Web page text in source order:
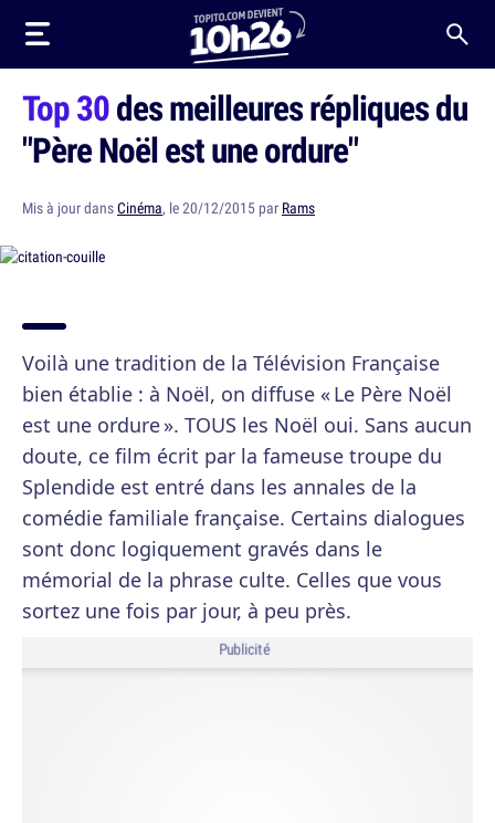
Top 30des meilleures répliques du
"Père Noël est une ordure"
Mis à jour dansCinéma, le 20/12/2015 par Rams
Voilà une tradition de la Télévision Française
bien établie : à Noël, on diffuse « Le Père Noël
est une ordure ». TOUS les Noël oui. Sans aucun
doute, ce film écrit par la fameuse troupe du
Splendide est entré dans les annales de la
comédie familiale française. Certains dialogues
sont donc logiquement gravés dans le
mémorial de la phrase culte. Celles que vous
sortez une fois par jour, à peu près.
Publicité